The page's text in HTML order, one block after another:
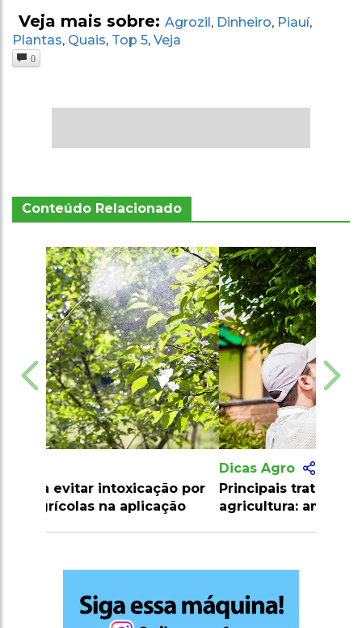
Veja mais sobre: Agrozil , Dinheiro, Piauí,
Plantas, Quais, Top 5, Veja
0
Conteúdo Relacionado
Principais tratos culturais na
agricultura: amontoa, poda e desbrota